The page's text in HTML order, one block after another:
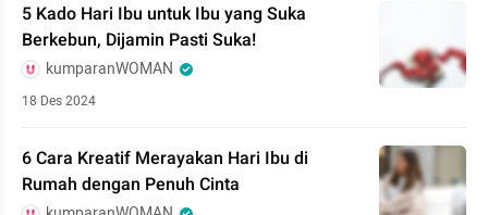
5 Kado Hari Ibu untuk Ibu yang Suka
Berkebun, Dijamin Pasti Suka!
kumparanWOMAN
18 Des 2024
6 Cara Kreatif Merayakan Hari Ibu di
Rumah dengan Penuh Cinta